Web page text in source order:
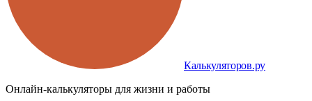
Калькуляторов.ру
Онлайн-калькуляторы для жизни и работы